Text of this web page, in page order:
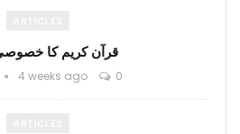
قرآن کریم کا
4 weeks ago 0